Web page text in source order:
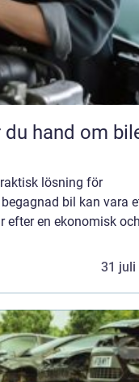
hand om
lösning för
bil kan vara
efter en ekonomisk
31 juli